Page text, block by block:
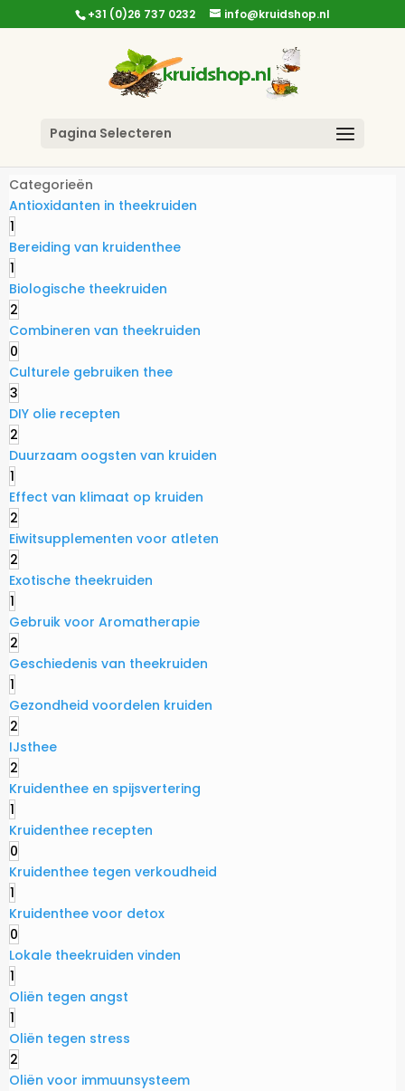
+31 (0)26 737 0232 info@kruidshop.nl
Pagina Selecteren
Categorieën
Antioxidanten in theekruiden
1
Bereiding van kruidenthee
1
Biologische theekruiden
2
Combineren van theekruiden
0
Culturele gebruiken thee
3
DIY olie recepten
2
Duurzaam oogsten van kruiden
1
Effect van klimaat op kruiden
2
Eiwitsupplementen voor atleten
2
Exotische theekruiden
1
Gebruik voor Aromatherapie
2
Geschiedenis van theekruiden
1
Gezondheid voordelen kruiden
2
IJsthee
2
Kruidenthee en spijsvertering
1
Kruidenthee recepten
0
Kruidenthee tegen verkoudheid
1
Kruidenthee voor detox
0
Lokale theekruiden vinden
1
Oliën tegen angst
1
Oliën tegen stress
2
Oliën voor immuunsysteem